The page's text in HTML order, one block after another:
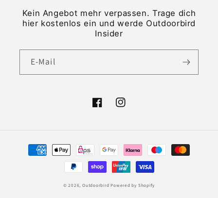
Kein Angebot mehr verpassen. Trage dich
hier kostenlos ein und werde Outdoorbird
Insider
E-Mail
FacebookInstagram
Zahlungsmethoden
© 2026,Outdoorbird Powered by Shopify